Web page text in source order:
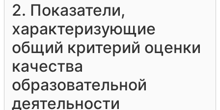
2. Показатели,
характеризующие
общий критерий оценки
качества
образовательной
деятельности